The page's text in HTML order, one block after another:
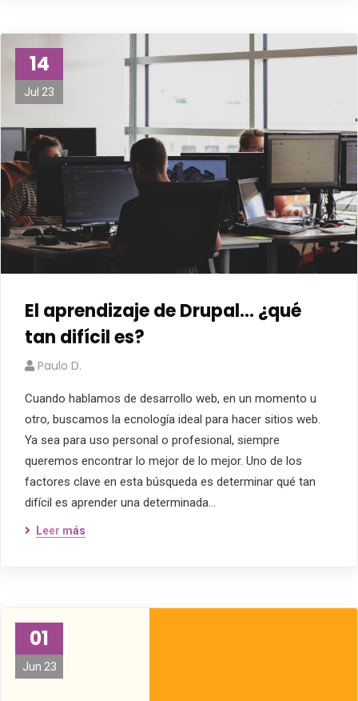
14
Jul 23
El aprendizaje de Drupal… ¿qué
tan difícil es?
Paulo D.
Cuando hablamos de desarrollo web, en un momento u
otro, buscamos la ecnología ideal para hacer sitios web.
Ya sea para uso personal o profesional, siempre
queremos encontrar lo mejor de lo mejor. Uno de los
factores clave en esta búsqueda es determinar qué tan
difícil es aprender una determinada…
Leer más
01
Jun 23